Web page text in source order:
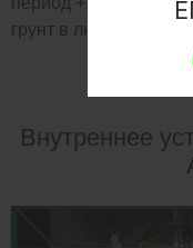
грунт в любое время
Внутреннее